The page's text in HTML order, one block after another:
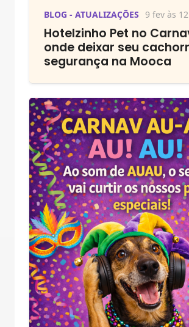
BLOG - ATUALIZAÇÕES 9 fev às
Hotelzinho Pet no
onde deixar seu
segurança na Mooca